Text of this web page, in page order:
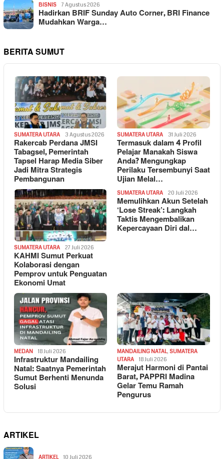
BISNIS 7 Agustus 2026
Hadirkan BRIF Sunday Auto Corner, BRI Finance
Mudahkan Warga…
BERITA SUMUT
SUMATERA UTARA 3 Agustus 2026
Rakercab Perdana JMSI
Tabagsel, Pemerintah
Tapsel Harap Media Siber
Jadi Mitra Strategis
Pembangunan
SUMATERA UTARA 31 Juli 2026
Termasuk dalam 4 Profil
Pelajar Manakah Siswa
Anda? Mengungkap
Perilaku Tersembunyi Saat
Ujian Melal…
SUMATERA UTARA 27 Juli 2026
KAHMI Sumut Perkuat
Kolaborasi dengan
Pemprov untuk Penguatan
Ekonomi Umat
SUMATERA UTARA 20 Juli 2026
Memulihkan Akun Setelah
‘Lose Streak’: Langkah
Taktis Mengembalikan
Kepercayaan Diri dal…
MEDAN 18 Juli 2026
Infrastruktur Mandailing
Natal: Saatnya Pemerintah
Sumut Berhenti Menunda
Solusi
MANDAILING NATAL, SUMATERA
UTARA
18 Juli 2026
Merajut Harmoni di Pantai
Barat, PAPPRI Madina
Gelar Temu Ramah
Pengurus
ARTIKEL
ARTIKEL 10 Juli 2026